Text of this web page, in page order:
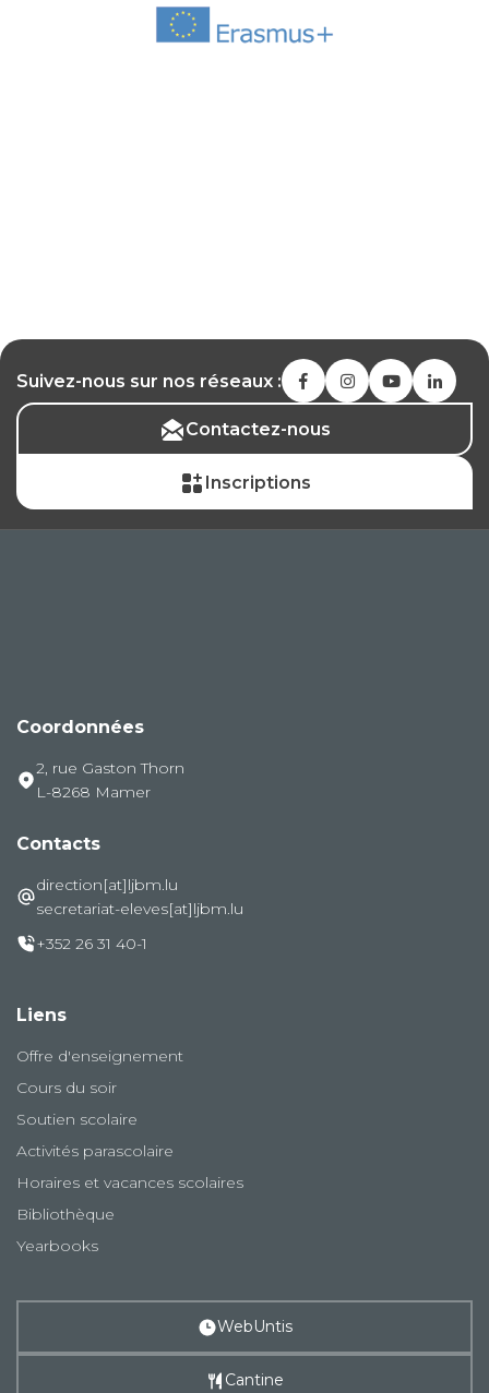
Suivez-nous sur nos réseaux :
Contactez-nous
Inscriptions
Coordonnées
2, rue Gaston Thorn
L-8268 Mamer
Contacts
direction[at]ljbm.lu
secretariat-eleves[at]ljbm.lu
+352 26 31 40-1
Liens
Offre d'enseignement
Cours du soir
Soutien scolaire
Activités parascolaire
Horaires et vacances scolaires
Bibliothèque
Yearbooks
WebUntis
Cantine